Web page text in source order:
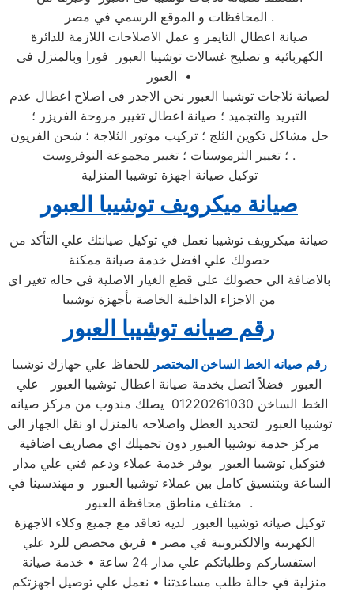
المحافظات و الموقع الرسمي في مصر .
صيانة اعطال التايمر و عمل الاصلاحات اللازمة للدائرة
الكهربائية و تصليح غسالات توشيبا العبور فورا وبالمنزل فى
العبور •
لصيانة ثلاجات توشيبا العبور نحن الاجدر فى اصلاح اعطال عدم
التبريد والتجميد ؛ صيانة اعطال تغيير مروحة الفريزر ؛
حل مشاكل تكوين الثلج ؛ تركيب موتور الثلاجة ؛ شحن الفريون
؛ تغيير الثرموستات ؛ تغيير مجموعة النوفروست .
توكيل صيانة اجهزة توشيبا المنزلية
صيانة ميكرويف توشيبا العبور
صيانة ميكرويف توشيبا نعمل في توكيل صيانتك علي التأكد من
حصولك علي افضل خدمة صيانة ممكنة
بالاضافة الي حصولك علي قطع الغيار الاصلية في حاله تغير اي
من الاجزاء الداخلية الخاصة بأجهزة توشيبا
رقم صيانه توشيبا العبور
رقم صيانه الخط الساخن المختصر للحفاظ علي جهازك توشيبا
العبور فضلاً اتصل بخدمة صيانة اعطال توشيبا العبور علي
الخط الساخن 01220261030 يصلك مندوب من مركز صيانه
توشيبا العبور لتحديد العطل واصلاحه بالمنزل او نقل الجهاز الى
مركز خدمة توشيبا العبور دون تحميلك اي مصاريف اضافية
فتوكيل توشيبا العبور يوفر خدمة عملاء ودعم فني علي مدار
الساعة وبتنسيق كامل بين عملاء توشيبا العبور و مهندسينا في
مختلف مناطق محافظة العبور .
توكيل صيانه توشيبا العبور لديه تعاقد مع جميع وكلاء الاجهزة
الكهربية والالكترونية في مصر • فريق مخصص للرد علي
استفساركم وطلباتكم علي مدار 24 ساعة • خدمة صيانة
منزلية في حالة طلب مساعدتنا • نعمل علي توصيل اجهزتكم